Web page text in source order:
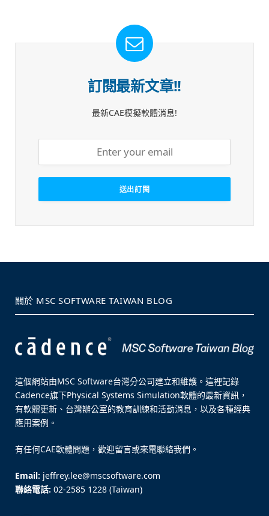
訂閱最新文章!!
最新CAE模擬軟體消息!
關於 MSC SOFTWARE TAIWAN BLOG
這個網站由MSC Software台灣分公司建立和維護。這裡記錄
Cadence旗下Physical Systems Simulation軟體的最新資訊，
有軟體更新、台灣辦公室的教育訓練和活動消息，以及各種經典
應用案例。
有任何CAE軟體問題，歡迎留言或來電聯絡我們。
Email: jeffrey.lee@mscsoftware.com
聯絡電話: 02-2585 1228 (Taiwan)